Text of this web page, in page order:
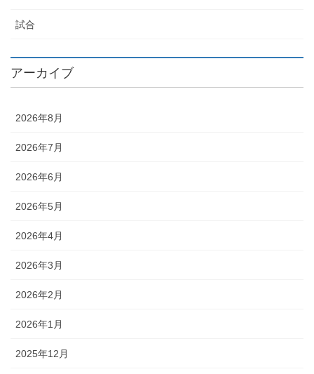
試合
アーカイブ
2026年8月
2026年7月
2026年6月
2026年5月
2026年4月
2026年3月
2026年2月
2026年1月
2025年12月